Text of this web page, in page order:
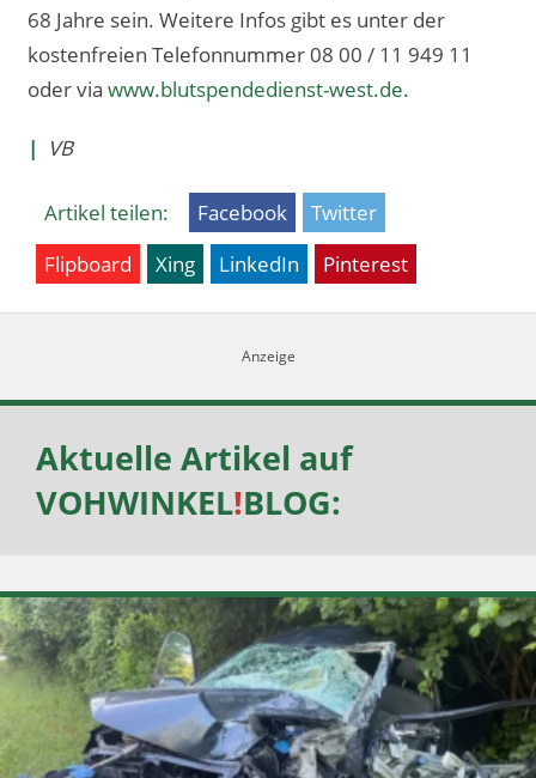
68 Jahre sein. Weitere Infos gibt es unter der
kostenfreien Telefonnummer 08 00 / 11 949 11
oder via www.blutspendedienst-west.de.
| VB
Artikel teilen: Facebook
Twitter
Flipboard
Xing LinkedIn Pinterest
Aktuelle Artikel auf
VOHWINKEL!BLOG: